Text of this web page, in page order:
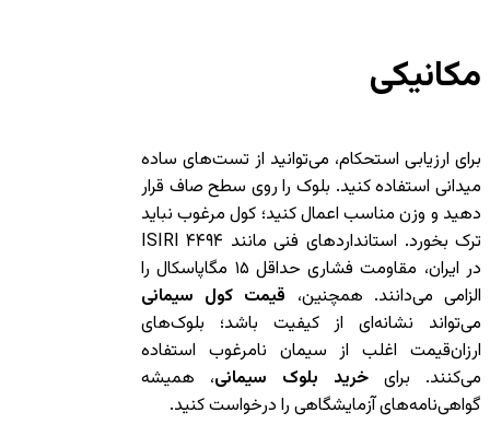
مکانیکی
برای ارزیابی استحکام، می‌توانید از تست‌های ساده
میدانی استفاده کنید. بلوک را روی سطح صاف قرار
دهید و وزن مناسب اعمال کنید؛ کول مرغوب نباید
ترک بخورد. استانداردهای فنی مانند ISIRI ۴۴۹۴
در ایران، مقاومت فشاری حداقل ۱۵ مگاپاسکال را
الزامی می‌دانند. همچنین، قیمت کول سیمانی
می‌تواند نشانه‌ای از کیفیت باشد؛ بلوک‌های
ارزان‌قیمت اغلب از سیمان نامرغوب استفاده
می‌کنند. برای خرید بلوک سیمانی، همیشه
گواهی‌نامه‌های آزمایشگاهی را درخواست کنید.